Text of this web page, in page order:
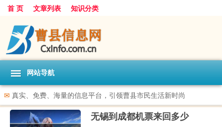
首 页 文章列表 知识分类
网站导航
✉ 真实、免费、海量的信息平台，引领曹县市民生活新时尚
无锡到成都机票来回多少